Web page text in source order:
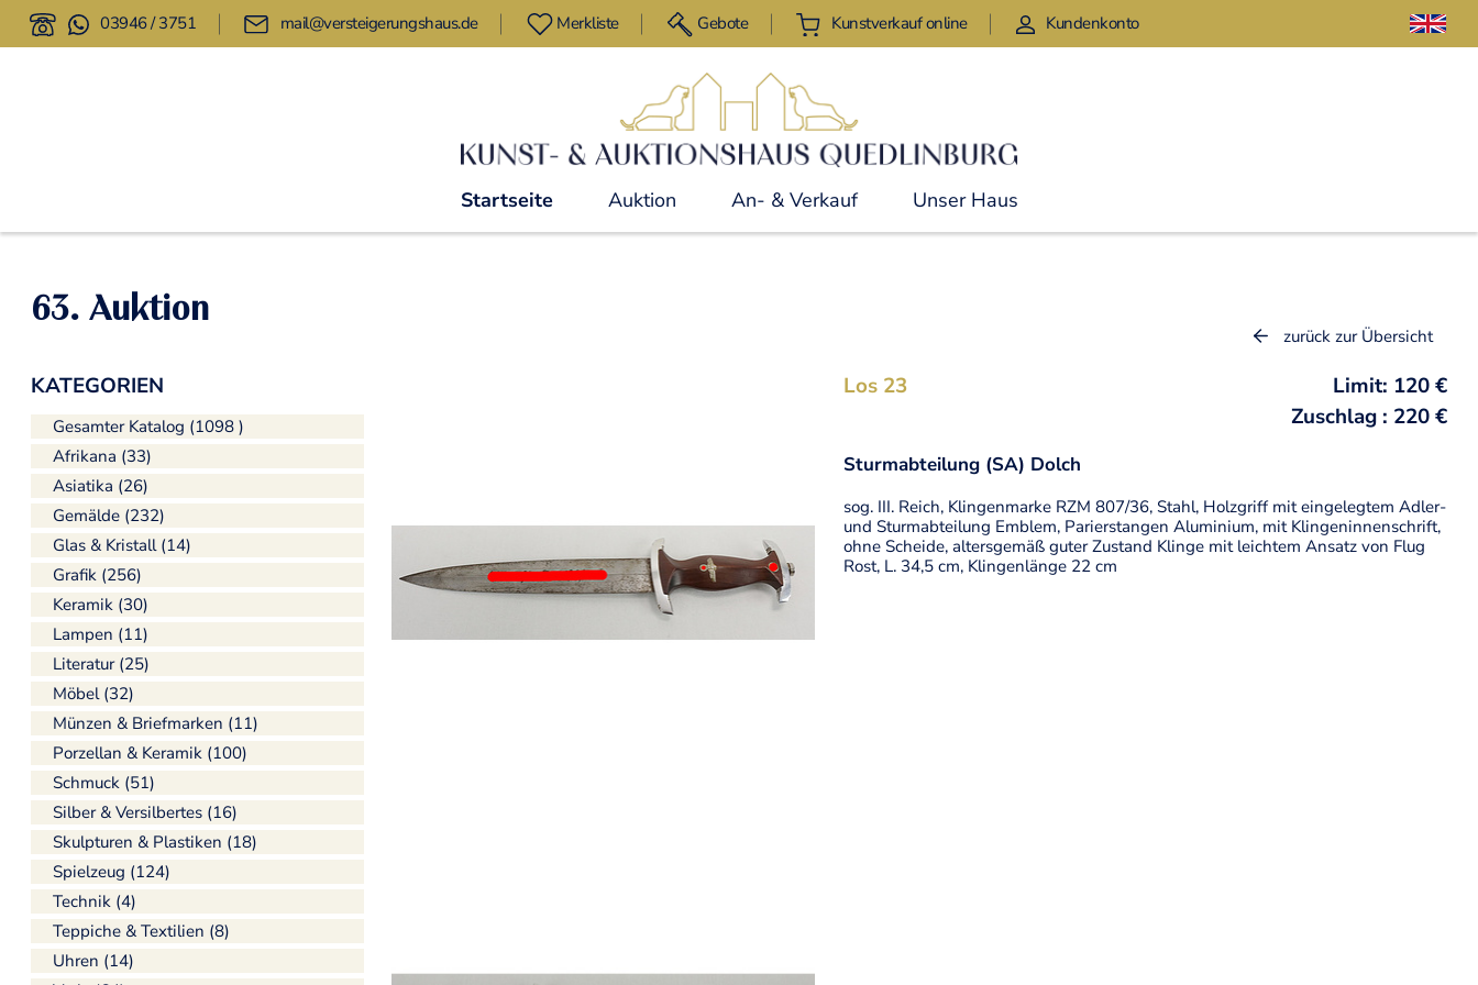
03946 / 3751 mail@versteigerungshaus.de Merkliste Gebote Kunstverkauf online Kundenkonto
Startseite Auktion An- & Verkauf Unser Haus
63. Auktion
KATEGORIEN
Gesamter Katalog (1098 )
Afrikana (33)
Asiatika (26)
Gemälde (232)
Glas & Kristall (14)
Grafik (256)
Keramik (30)
Lampen (11)
Literatur (25)
Möbel (32)
Münzen & Briefmarken (11)
Porzellan & Keramik (100)
Schmuck (51)
Silber & Versilbertes (16)
Skulpturen & Plastiken (18)
Spielzeug (124)
Technik (4)
Teppiche & Textilien (8)
Uhren (14)
zurück zur Übersicht
Los 23
Limit: 120 €
Zuschlag : 220 €
Sturmabteilung (SA) Dolch
sog. III. Reich, Klingenmarke RZM 807/36, Stahl, Holzgriff mit eingelegtem Adler-
und Sturmabteilung Emblem, Parierstangen Aluminium, mit Klingeninnenschrift,
ohne Scheide, altersgemäß guter Zustand Klinge mit leichtem Ansatz von Flug
Rost, L. 34,5 cm, Klingenlänge 22 cm